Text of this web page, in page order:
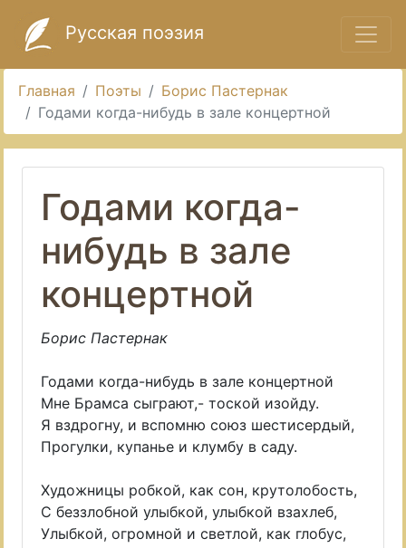
Русская поэзия
Главная Поэты
Борис Пастернак
Годами когда-нибудь в зале концертной
Годами когда-
нибудь в зале
концертной
Борис Пастернак
Годами когда-нибудь в зале концертной
Мне Брамса сыграют,- тоской изойду.
Я вздрогну, и вспомню союз шестисердый,
Прогулки, купанье и клумбу в саду.
Художницы робкой, как сон, крутолобость,
С беззлобной улыбкой, улыбкой взахлеб,
Улыбкой, огромной и светлой, как глобус,